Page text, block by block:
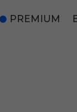
PREMIUM